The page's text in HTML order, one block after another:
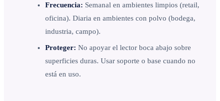
Frecuencia: Semanal en ambientes limpios (retail,
oficina). Diaria en ambientes con polvo (bodega,
industria, campo).
Proteger: No apoyar el lector boca abajo sobre
superficies duras. Usar soporte o base cuando no
está en uso.